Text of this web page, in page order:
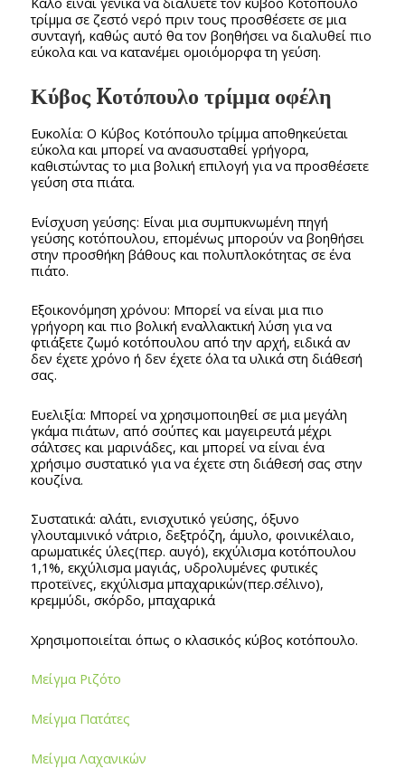
τρίμμα σε ζεστό νερό πριν τους προσθέσετε σε μια
συνταγή, καθώς αυτό θα τον βοηθήσει να διαλυθεί πιο
εύκολα και να κατανέμει ομοιόμορφα τη γεύση.
Κύβος Kοτόπουλο τρίμμα οφέλη
Ευκολία: Ο Κύβος Kοτόπουλο τρίμμα αποθηκεύεται
εύκολα και μπορεί να ανασυσταθεί γρήγορα,
καθιστώντας το μια βολική επιλογή για να προσθέσετε
γεύση στα πιάτα.
Ενίσχυση γεύσης: Είναι μια συμπυκνωμένη πηγή
γεύσης κοτόπουλου, επομένως μπορούν να βοηθήσει
στην προσθήκη βάθους και πολυπλοκότητας σε ένα
πιάτο.
Εξοικονόμηση χρόνου: Μπορεί να είναι μια πιο
γρήγορη και πιο βολική εναλλακτική λύση για να
φτιάξετε ζωμό κοτόπουλου από την αρχή, ειδικά αν
δεν έχετε χρόνο ή δεν έχετε όλα τα υλικά στη διάθεσή
σας.
Ευελιξία: Μπορεί να χρησιμοποιηθεί σε μια μεγάλη
γκάμα πιάτων, από σούπες και μαγειρευτά μέχρι
σάλτσες και μαρινάδες, και μπορεί να είναι ένα
χρήσιμο συστατικό για να έχετε στη διάθεσή σας στην
κουζίνα.
Συστατικά: αλάτι, ενισχυτικό γεύσης, όξυνο
γλουταμινικό νάτριο, δεξτρόζη, άμυλο, φοινικέλαιο,
αρωματικές ύλες(περ. αυγό), εκχύλισμα κοτόπουλου
1,1%, εκχύλισμα μαγιάς, υδρολυμένες φυτικές
προτεϊνες, εκχύλισμα μπαχαρικών(περ.σέλινο),
κρεμμύδι, σκόρδο, μπαχαρικά
Χρησιμοποιείται όπως ο κλασικός κύβος κοτόπουλο.
Μείγμα Ριζότο
Μείγμα Πατάτες
Μείγμα Λαχανικών